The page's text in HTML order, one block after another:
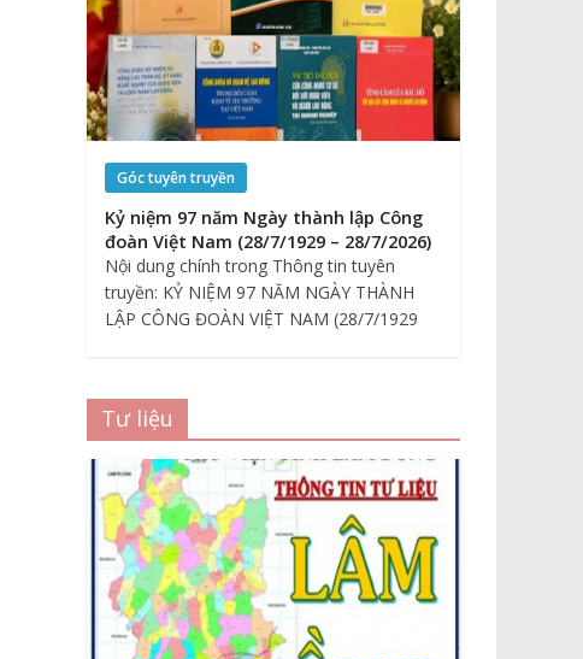
Góc tuyên truyền
Kỷ niệm 97 năm Ngày thành lập Công
đoàn Việt Nam (28/7/1929 – 28/7/2026)
Nội dung chính trong Thông tin tuyên
truyền: KỶ NIỆM 97 NĂM NGÀY THÀNH
LẬP CÔNG ĐOÀN VIỆT NAM (28/7/1929
Tư liệu